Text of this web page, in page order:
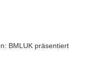
BMLUK präsentiert